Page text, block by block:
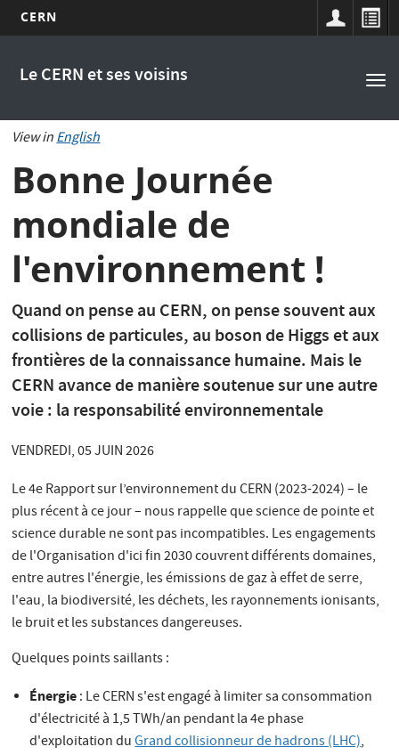
contenu
CERN
Le CERN et ses voisins
navigation
View inEnglish
Bonne Journée
mondiale de
l'environnement !
Quand on pense au CERN, on pense souvent aux
collisions de particules, au boson de Higgs et aux
frontières de la connaissance humaine. Mais le
CERN avance de manière soutenue sur une autre
voie : la responsabilité environnementale
VENDREDI, 05 JUIN 2026
Le 4e Rapport sur l’environnement du CERN (2023-2024) – le
plus récent à ce jour – nous rappelle que science de pointe et
science durable ne sont pas incompatibles. Les engagements
de l'Organisation d'ici fin 2030 couvrent différents domaines,
entre autres l'énergie, les émissions de gaz à effet de serre,
l'eau, la biodiversité, les déchets, les rayonnements ionisants,
le bruit et les substances dangereuses.
Quelques points saillants :
Énergie: Le CERN s'est engagé à limiter sa consommation
d'électricité à 1,5 TWh/an pendant la 4e phase
d'exploitation duGrand collisionneur de hadrons (LHC),